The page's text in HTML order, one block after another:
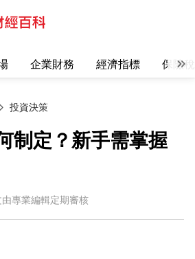
企業財務 經濟指標 保險
投資決策
制定？新手需掌握
專業編輯定期審核